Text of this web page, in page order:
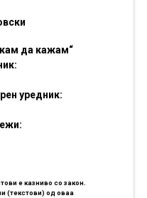
да кажам“
уредник:
е казниво со закон.
(текстови) од оваа